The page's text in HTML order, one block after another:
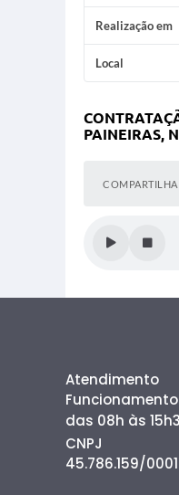
Realização em
Local
PAINEIRAS,
Atendimento
das 08h às
CNPJ
45.786.159/